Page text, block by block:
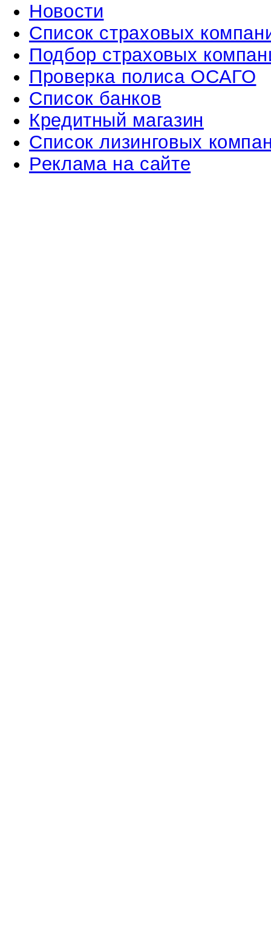
Новости
Список страховых
Подбор страховых
Проверка полиса ОСАГО
Список банков
Кредитный магазин
Список лизинговых
Реклама на сайте